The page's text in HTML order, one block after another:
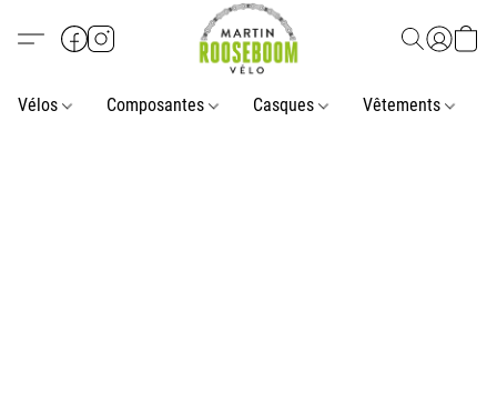
Vélos Composantes Casques Vêtements